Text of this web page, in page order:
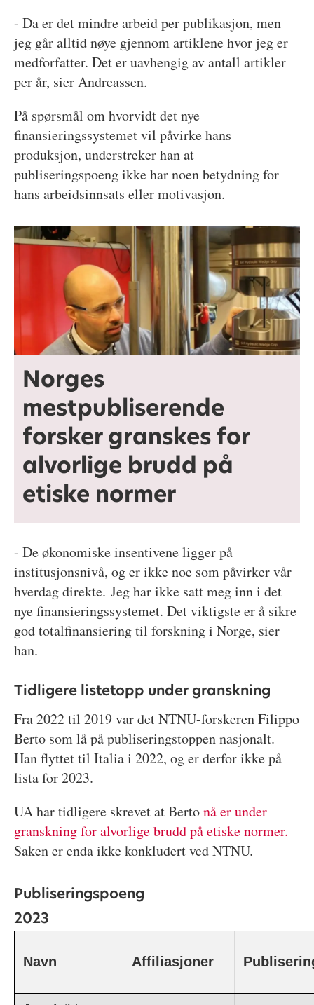
- Da er det mindre arbeid per publikasjon, men
jeg går alltid nøye gjennom artiklene hvor jeg er
medforfatter. Det er uavhengig av antall artikler
per år, sier Andreassen.
På spørsmål om hvorvidt det nye
finansieringssystemet vil påvirke hans
produksjon, understreker han at
publiseringspoeng ikke har noen betydning for
hans arbeidsinnsats eller motivasjon.
Norges
mestpubliserende
forsker granskes for
alvorlige brudd på
etiske normer
- De økonomiske insentivene ligger på
institusjonsnivå, og er ikke noe som påvirker vår
hverdag direkte. Jeg har ikke satt meg inn i det
nye finansieringssystemet. Det viktigste er å sikre
god totalfinansiering til forskning i Norge, sier
han.
Tidligere listetopp under granskning
Fra 2022 til 2019 var det NTNU-forskeren Filippo
Berto som lå på publiseringstoppen nasjonalt.
Han flyttet til Italia i 2022, og er derfor ikke på
lista for 2023.
UA har tidligere skrevet at Bertonå er under
granskning for alvorlige brudd på etiske normer.
Saken er enda ikke konkludert ved NTNU.
Publiseringspoeng
2023
Navn Affiliasjoner